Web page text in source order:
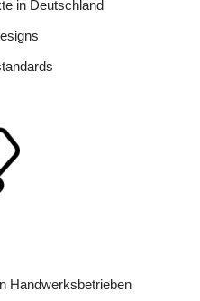
in Deutschland
Handwerksbetrieben